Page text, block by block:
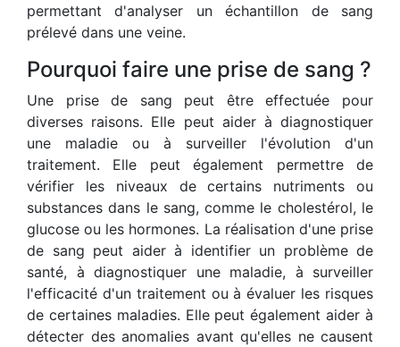
permettant d'analyser un échantillon de sang
prélevé dans une veine.
Pourquoi faire une prise de sang ?
Une prise de sang peut être effectuée pour
diverses raisons. Elle peut aider à diagnostiquer
une maladie ou à surveiller l'évolution d'un
traitement. Elle peut également permettre de
vérifier les niveaux de certains nutriments ou
substances dans le sang, comme le cholestérol, le
glucose ou les hormones. La réalisation d'une prise
de sang peut aider à identifier un problème de
santé, à diagnostiquer une maladie, à surveiller
l'efficacité d'un traitement ou à évaluer les risques
de certaines maladies. Elle peut également aider à
détecter des anomalies avant qu'elles ne causent